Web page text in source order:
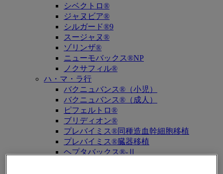
シベクトロ®
ジャヌビア®
シルガード®9
スージャヌ®
ゾリンザ®
ニューモバックス®NP
ノクサフィル®
ハ・マ・ラ行
バクニュバンス®（小児）
バクニュバンス®（成人）
ピフェルトロ®
ブリディオン®
プレバイミス®同種造血幹細胞移植
プレバイミス®臓器移植
ヘプタバックス®-Ⅱ